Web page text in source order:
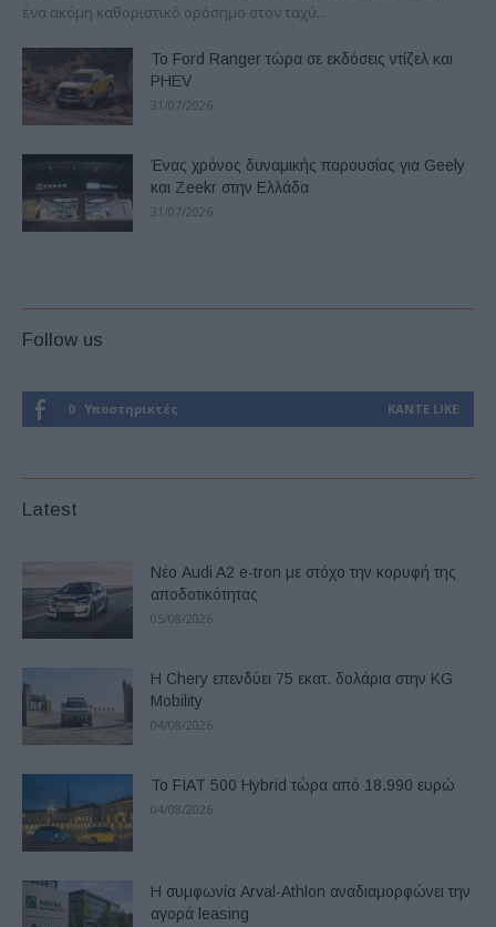
ένα ακόμη καθοριστικό ορόσημο στον ταχύ...
Το Ford Ranger τώρα σε εκδόσεις ντίζελ και
PHEV
31/07/2026
Ένας χρόνος δυναμικής παρουσίας για Geely
και Zeekr στην Ελλάδα
31/07/2026
Follow us
0 Υποστηρικτές ΚΆΝΤΕ LIKE
Latest
Νέο Audi A2 e-tron με στόχο την κορυφή της
αποδοτικότητας
05/08/2026
Η Chery επενδύει 75 εκατ. δολάρια στην KG
Mobility
04/08/2026
Το FIAT 500 Hybrid τώρα από 18.990 ευρώ
04/08/2026
Η συμφωνία Arval-Athlon αναδιαμορφώνει την
αγορά leasing